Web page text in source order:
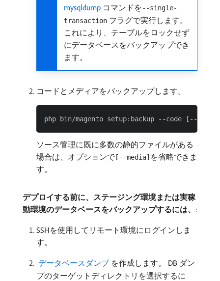
mysqldump コマンドを--single-
transaction フラグで実行します。
これにより、テーブルをロックせず
にデータベースをバックアップでき
ます。
コードとメディアをバックアップします。
ソース管理に既に多数の静的ファイルがある
場合は、オプションで [--media] を省略できま
す。
デプロイする前に、ステージング環境または実稼
動環境のデータベースをバックアップするには、 :
SSHを使用してリモート環境にログインしま
す。
​ データベースダンプ ​ を作成します。 DB ダン
プのターゲットディレクトリを選択するに